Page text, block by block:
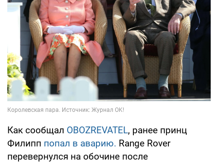
Как сообщал OBOZREVATEL, ранее принц
Филипп попал в аварию. Range Rover
перевернулся на обочине после